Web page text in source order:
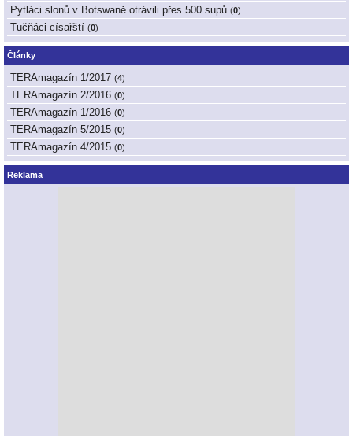
Pytláci slonů v Botswaně otrávili přes 500 supů (0)
Tučňáci císařští (0)
Články
TERAmagazín 1/2017 (4)
TERAmagazín 2/2016 (0)
TERAmagazín 1/2016 (0)
TERAmagazín 5/2015 (0)
TERAmagazín 4/2015 (0)
Reklama